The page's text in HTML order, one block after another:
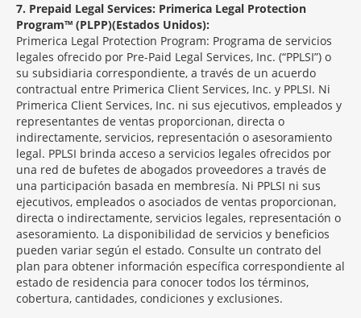
7 Prepaid Legal Services: Primerica Legal Protection
Program™ (PLPP)(Estados Unidos):
Primerica Legal Protection Program: Programa de servicios
legales ofrecido por Pre-Paid Legal Services, Inc. (“PPLSI”) o
su subsidiaria correspondiente, a través de un acuerdo
contractual entre Primerica Client Services, Inc. y PPLSI. Ni
Primerica Client Services, Inc. ni sus ejecutivos, empleados y
representantes de ventas proporcionan, directa o
indirectamente, servicios, representación o asesoramiento
legal. PPLSI brinda acceso a servicios legales ofrecidos por
una red de bufetes de abogados proveedores a través de
una participación basada en membresía. Ni PPLSI ni sus
ejecutivos, empleados o asociados de ventas proporcionan,
directa o indirectamente, servicios legales, representación o
asesoramiento. La disponibilidad de servicios y beneficios
pueden variar según el estado. Consulte un contrato del
plan para obtener información específica correspondiente al
estado de residencia para conocer todos los términos,
cobertura, cantidades, condiciones y exclusiones.